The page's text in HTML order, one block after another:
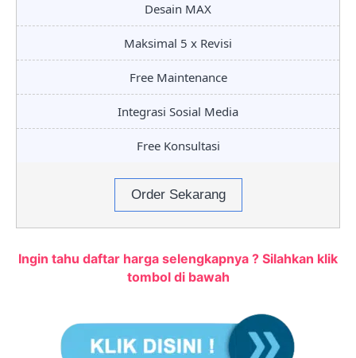
Desain MAX
Maksimal 5 x Revisi
Free Maintenance
Integrasi Sosial Media
Free Konsultasi
Order Sekarang
Ingin tahu daftar harga selengkapnya ? Silahkan klik
tombol di bawah